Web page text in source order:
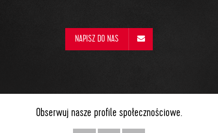
NAPISZ DO NAS
Obserwuj nasze profile społecznościowe.